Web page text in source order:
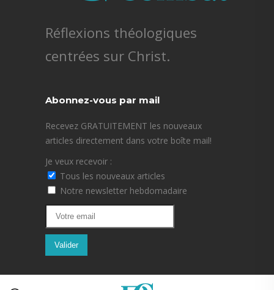
Réflexions théologiques
centrées sur Christ.
Abonnez-vous par mail
Recevez GRATUITEMENT les nouveaux
articles directement dans votre boîte mail!
Je veux recevoir :
Tous les nouveaux articles
Notre newsletter hebdomadaire